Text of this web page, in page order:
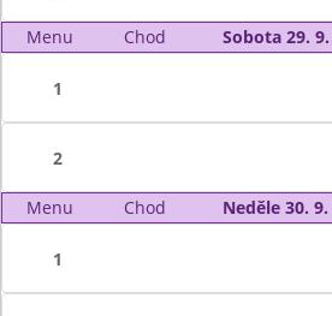
Menu Chod Sobota 29.
1
2
Menu Chod Neděle 30.
1